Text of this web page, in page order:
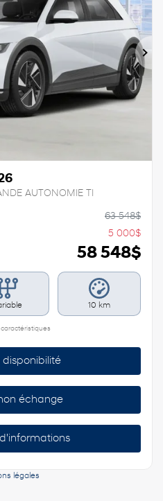
AUTONOMIE TI
63 548$
5 000$
58 548$
10 km
disponibilité
échange
légales